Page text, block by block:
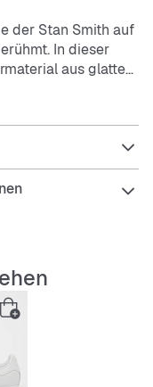
der Stan Smith auf
In dieser
aus glattem
auch die
Cupsohle nicht